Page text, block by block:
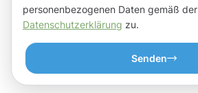
personenbezogenen Daten gemäß der
Datenschutzerklärung zu.
Senden